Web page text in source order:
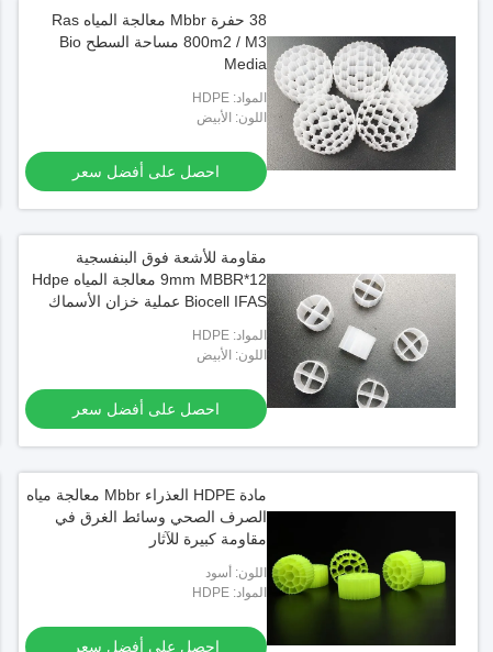
38 حفرة Mbbr معالجة المياه Ras
800m2 / M3 مساحة السطح Bio
Media
المواد: HDPE
اللون: الأبيض
احصل على أفضل سعر
مقاومة للأشعة فوق البنفسجية
12*9mm MBBR معالجة المياه Hdpe
Biocell IFAS عملية خزان الأسماك
المواد: HDPE
اللون: الأبيض
احصل على أفضل سعر
مادة HDPE العذراء Mbbr معالجة مياه
الصرف الصحي وسائط الغرق في
مقاومة كبيرة للآثار
اللون: أسود
المواد: HDPE
احصل على أفضل سعر